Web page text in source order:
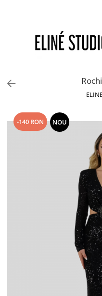
Best Sellers
Rochii
Pantaloni
Fuste
-140 RON NOU